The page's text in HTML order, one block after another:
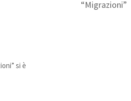
si è
“Migrazioni”